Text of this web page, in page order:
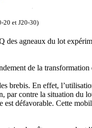
20 et J20-30)
agneaux du lot
de la
brebis. En effet,
par contre la situation du
défavorable. Cette